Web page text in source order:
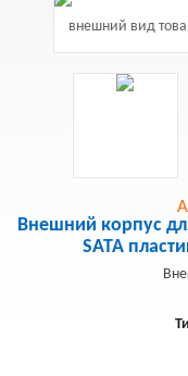
внешний вид
Внешний корпус
SATA